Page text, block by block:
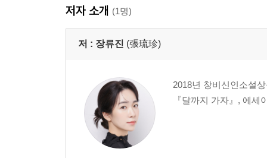
저자 소개 (1명)
저 : 장류진 (張琉珍)
2018년 창비신인소설
『달까지 가자』, 에